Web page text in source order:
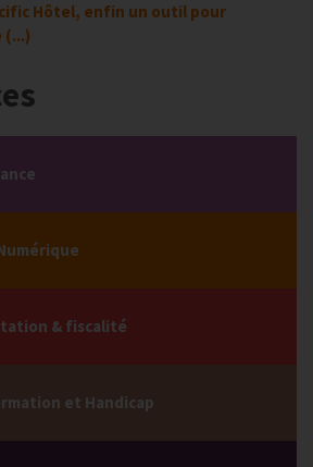
Hôtel, enfin un outil pour
(...)
& fiscalité
et Handicap